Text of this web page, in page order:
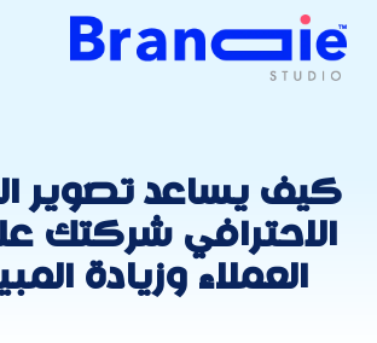
كيف يساعد تصوير
الاحترافي شركتك
العملاء وزيادة